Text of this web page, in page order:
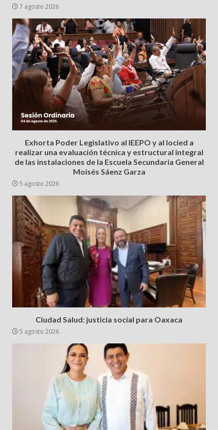
7 agosto 2026
Exhorta Poder Legislativo al IEEPO y al Iocied a
realizar una evaluación técnica y estructural integral
de las instalaciones de la Escuela Secundaria General
Moisés Sáenz Garza
5 agosto 2026
Ciudad Salud: justicia social para Oaxaca
5 agosto 2026